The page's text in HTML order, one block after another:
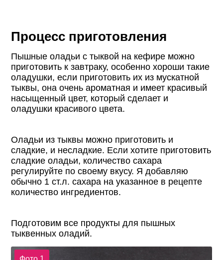
Процесс приготовления
Пышные оладьи с тыквой на кефире можно
приготовить к завтраку, особенно хороши такие
оладушки, если приготовить их из мускатной
тыквы, она очень ароматная и имеет красивый
насыщенный цвет, который сделает и
оладушки красивого цвета.
Оладьи из тыквы можно приготовить и
сладкие, и несладкие. Если хотите приготовить
сладкие оладьи, количество сахара
регулируйте по своему вкусу. Я добавляю
обычно 1 ст.л. сахара на указанное в рецепте
количество ингредиентов.
Подготовим все продукты для пышных
тыквенных оладий.